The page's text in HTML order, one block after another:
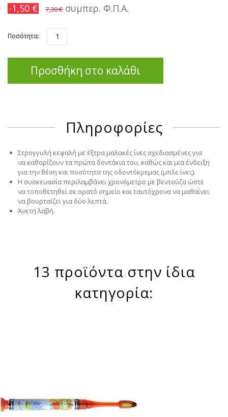
-1,50 € 7,30 € συμπερ. Φ.Π.Α.
Ποσότητα:
Προσθήκη στο καλάθι
Πληροφορίες
Στρογγυλή κεφαλή με έξτρα μαλακές ίνες σχεδιασμένες για
να καθαρίζουν τα πρώτα δοντάκια του, καθώς και μια ένδειξη
για την θέση και ποσότητα της οδοντόκρεμας (μπλε ίνες).
Η συσκευασία περιλαμβάνει χρονόμετρο με βεντούζα ώστε
να τοποθετηθεί σε ορατό σημείο και ταυτόχρονα να μαθαίνει
να βουρτσίζει για δύο λεπτά.
Άνετη λαβή.
13 προϊόντα στην ίδια
κατηγορία: